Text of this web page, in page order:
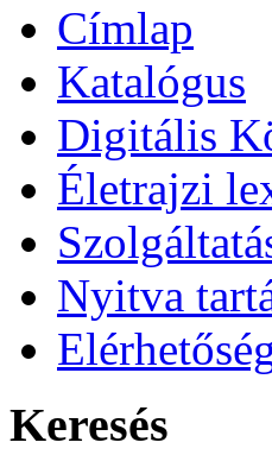
Címlap
Katalógus
Digitális
Életrajzi
Nyitva
Keresés